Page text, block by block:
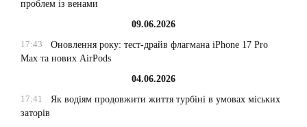
проблем із венами
09.06.2026
17:43
Оновлення року: тест-драйв флагмана iPhone 17 Pro
Max та нових AirPods
04.06.2026
17:41
Як водіям продовжити життя турбіні в умовах міських
заторів